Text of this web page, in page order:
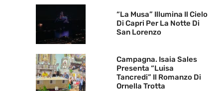
“La Musa” Illumina Il Cielo
Di Capri Per La Notte Di
San Lorenzo
Campagna. Isaia Sales
Presenta “Luisa
Tancredi” Il Romanzo Di
Ornella Trotta